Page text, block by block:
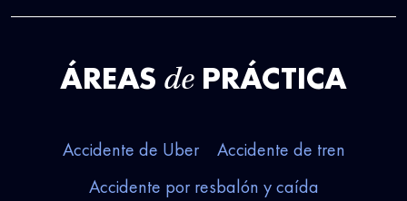
ÁREAS de PRÁCTICA
Accidente de Uber
Accidente de tren
Accidente por resbalón y caída